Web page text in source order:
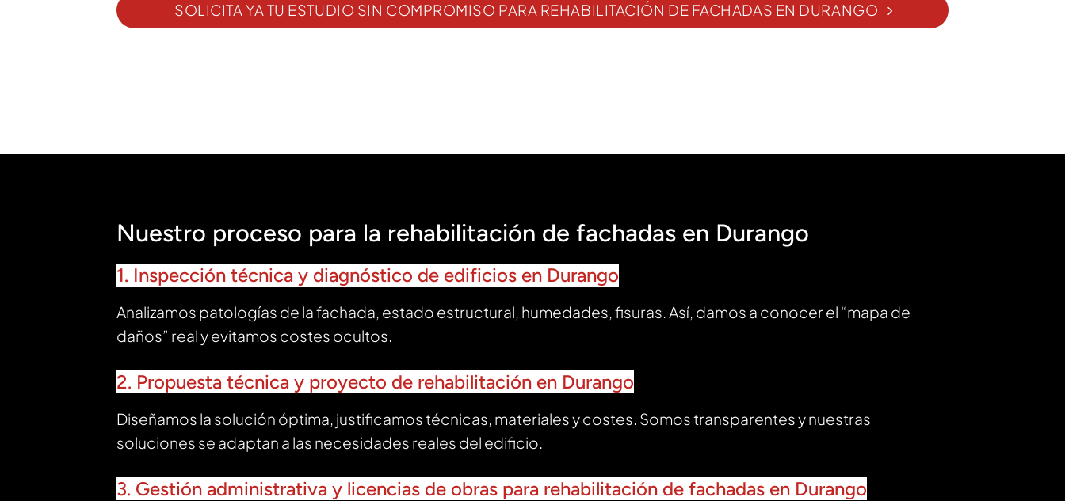
SOLICITA YA TU ESTUDIO SIN COMPROMISO PARA REHABILITACIÓN DE FACHADAS EN DURANGO
Nuestro proceso para la rehabilitación de fachadas en Durango
1. Inspección técnica y diagnóstico de edificios en Durango
Analizamos patologías de la fachada, estado estructural, humedades, fisuras. Así, damos a conocer el “mapa de
daños” real y evitamos costes ocultos.
2. Propuesta técnica y proyecto de rehabilitación en Durango
Diseñamos la solución óptima, justificamos técnicas, materiales y costes. Somos transparentes y nuestras
soluciones se adaptan a las necesidades reales del edificio.
3. Gestión administrativa y licencias de obras para rehabilitación de fachadas en Durango